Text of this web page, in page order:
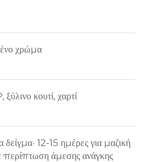
χρώμα
κουτί, χαρτί
δείγμα· 12-15 ημέρες για μαζική
άμεσης ανάγκης